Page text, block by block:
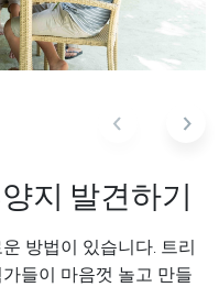
지 발견하기
방법이 있습니다. 트리
들이 마음껏 놀고 만들